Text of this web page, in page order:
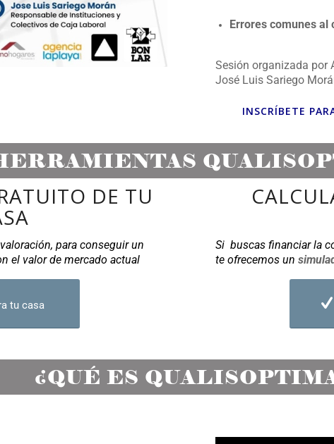
Errores comunes al
Sesión organizada por
José Luis Sariego
INSCRÍBETE
DE TU
para conseguir un
el valor de mercado actual
tu casa
Si buscas financiar la
te ofrecemos un
¿QUÉ ES